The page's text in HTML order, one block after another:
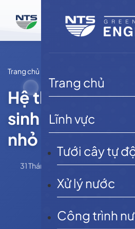
Trang chủ
Lĩnh vực
Tưới cây tự
Xử lý nước
Công trình
dung
Trang chủ
Hệ thống xử lý
sinh hoạt công
nhỏ
31 Tháng 5, 2025 admin